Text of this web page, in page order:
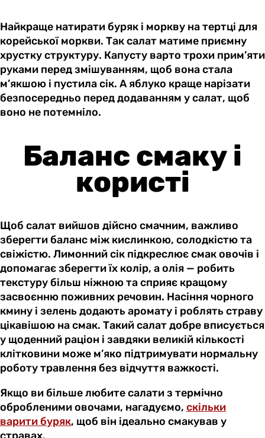
Найкраще натирати буряк і моркву на тертці для
корейської моркви. Так салат матиме приємну
хрустку структуру. Капусту варто трохи прим’яти
руками перед змішуванням, щоб вона стала
м’якшою і пустила сік. А яблуко краще нарізати
безпосередньо перед додаванням у салат, щоб
воно не потемніло.
Баланс смаку і
користі
Щоб салат вийшов дійсно смачним, важливо
зберегти баланс між кислинкою, солодкістю та
свіжістю. Лимонний сік підкреслює смак овочів і
допомагає зберегти їх колір, а олія — робить
текстуру більш ніжною та сприяє кращому
засвоєнню поживних речовин. Насіння чорного
кмину і зелень додають аромату і роблять страву
цікавішою на смак. Такий салат добре вписується
у щоденний раціон і завдяки великій кількості
клітковини може м’яко підтримувати нормальну
роботу травлення без відчуття важкості.
Якщо ви більше любите салати з термічно
обробленими овочами, нагадуємо, скільки
варити буряк, щоб він ідеально смакував у